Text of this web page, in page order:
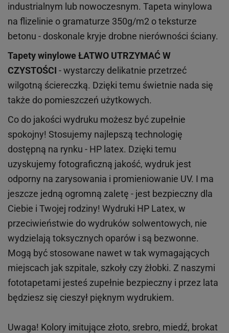
industrialnym lub nowoczesnym. Tapeta winylowa
na flizelinie o gramaturze 350g/m2 o teksturze
betonu - doskonale kryje drobne nierówności ściany.
Tapety winyloweŁATWO UTRZYMAĆ W
CZYSTOŚCI - wystarczy delikatnie przetrzeć
wilgotną ściereczką. Dzięki temu świetnie nada się
także do pomieszczeń użytkowych.
Co do jakości wydruku możesz być zupełnie
spokojny! Stosujemy najlepszą technologię
dostępną na rynku - HP latex. Dzięki temu
uzyskujemy fotograficzną jakość, wydruk jest
odporny na zarysowania i promieniowanie UV. I ma
jeszcze jedną ogromną zaletę - jest bezpieczny dla
Ciebie i Twojej rodziny! Wydruki HP Latex, w
przeciwieństwie do wydruków solwentowych, nie
wydzielają toksycznych oparów i są bezwonne.
Mogą być stosowane nawet w tak wymagających
miejscach jak szpitale, szkoły czy żłobki. Z naszymi
fototapetami jesteś zupełnie bezpieczny i przez lata
będziesz się cieszył pięknym wydrukiem.
Uwaga! Kolory imitujące złoto, srebro, miedź, brokat